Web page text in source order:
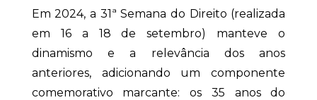
Em 2024, a 31ª Semana do Direito (realizada
em 16 a 18 de setembro) manteve o
dinamismo e a relevância dos anos
anteriores, adicionando um componente
comemorativo marcante: os 35 anos do